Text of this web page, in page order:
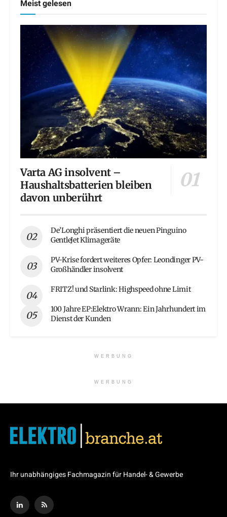
Meist gelesen
Varta AG insolvent –
Haushaltsbatterien bleiben
davon unberührt
De’Longhi präsentiert die neuen Pinguino
GentleJet Klimageräte
PV-Krise fordert weiteres Opfer: Leondinger PV-
Großhändler insolvent
FRITZ! und Starlink: Highspeed ohne Limit
100 Jahre EP:Elektro Wrann: Ein Jahrhundert im
Dienst der Kunden
WERBUNG
WERBUNG
Ihr unabhängiges Fachmagazin für Handel- & Gewerbe